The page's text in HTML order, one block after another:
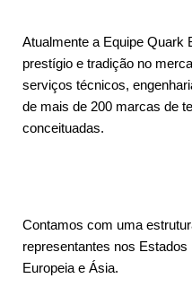
Atualmente a Equipe Quark
prestígio e tradição no
serviços técnicos,
de mais de 200 marcas de
conceituadas.
Contamos com uma
representantes nos
Europeia e Ásia.